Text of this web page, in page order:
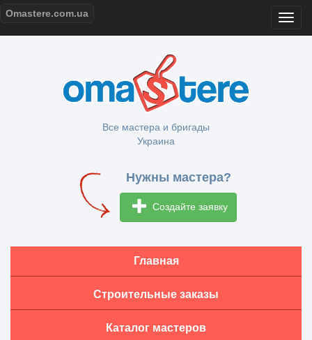
Omastere.com.ua
Все мастера и бригады
Украина
Нужны мастера?
Создайте заявку
Главная
Строительные заказы
Каталог мастеров